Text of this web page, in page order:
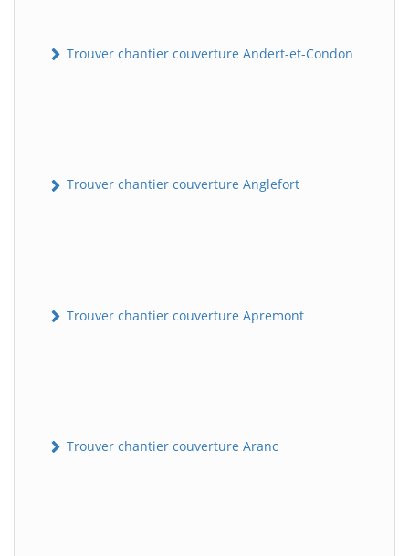
Trouver chantier couverture Andert-et-Condon
Trouver chantier couverture Anglefort
Trouver chantier couverture Apremont
Trouver chantier couverture Aranc